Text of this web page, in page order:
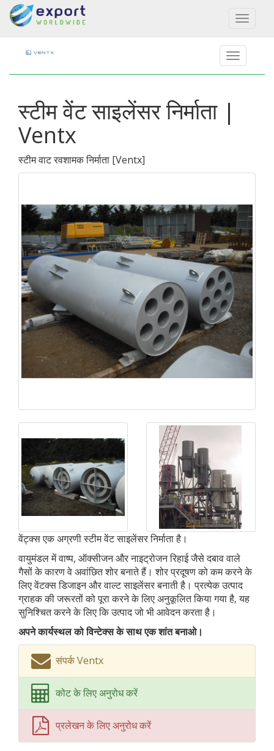
Toggle
स्टीम वेंट साइलेंसर निर्माता |
Ventx
स्टीम वाट रवशामक निर्माता [Ventx]
वेंट्क्स एक अग्रणी स्टीम वेंट साइलेंसर निर्माता है।
वायुमंडल में वाष्प, ऑक्सीजन और नाइट्रोजन रिहाई जैसे दबाव वाले
गैसों के कारण वे अवांछित शोर बनाते हैं। शोर प्रदूषण को कम करने के
लिए वेंटक्स डिजाइन और वाल्ट साइलेंसर बनाती है। प्रत्येक उत्पाद
ग्राहक की जरूरतों को पूरा करने के लिए अनुकूलित किया गया है, यह
सुनिश्चित करने के लिए कि उत्पाद जो भी आवेदन करता है।
अपने कार्यस्थल को विन्टेक्स के साथ एक शांत बनाओ।
संपर्क Ventx
कोट के लिए अनुरोध करें
प्रलेखन के लिए अनुरोध करें